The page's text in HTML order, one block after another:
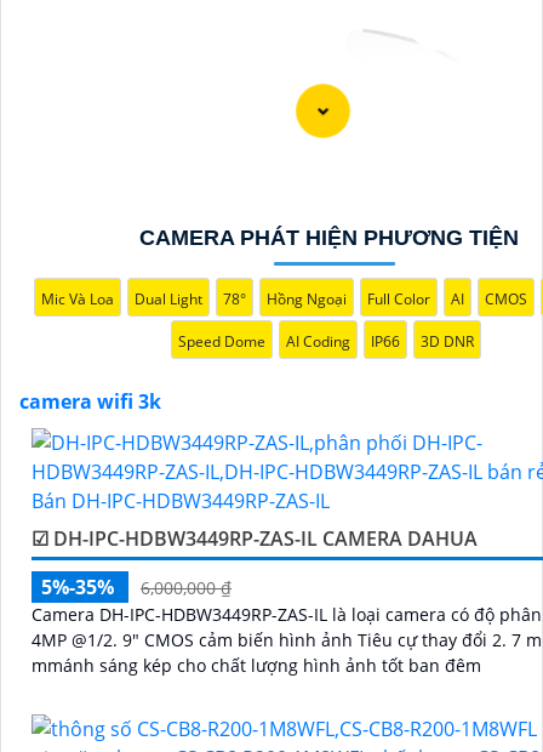
CAMERA PHÁT HIỆN PHƯƠNG TIỆN
Mic Và Loa Dual Light 78° Hồng Ngoại Full Color AI CMOS
Speed Dome AI Coding IP66 3D DNR
camera wifi 3k
☑ DH-IPC-HDBW3449RP-ZAS-IL CAMERA DAHUA
5%-35%
6,000,000 ₫
Camera DH-IPC-HDBW3449RP-ZAS-IL là loại camera có độ phân giải
4MP @1/2. 9" CMOS cảm biến hình ảnh Tiêu cự thay đổi 2. 7
mmánh sáng kép cho chất lượng hình ảnh tốt ban đêm